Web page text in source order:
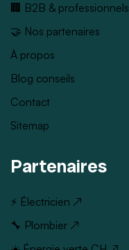
🏢 B2B & professionnels
🤝 Nos partenaires
À propos
Blog conseils
Contact
Sitemap
Partenaires
⚡ Électricien ↗
🔧 Plombier ↗